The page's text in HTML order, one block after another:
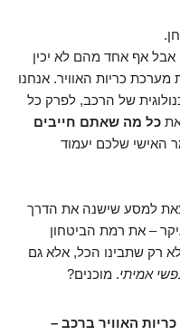
אף אחד מהם לא יכין
כריות האוויר. אנחנו
של הרכב, לפרק כל
כל מה שאתם חייבים
האישי שלכם יעמוד
למסע שישנה את הדרך
– את רמת הביטחון
רק שתבינו הכל, אלא גם
אמיתי. מוכנים?
האוויר ברכב –